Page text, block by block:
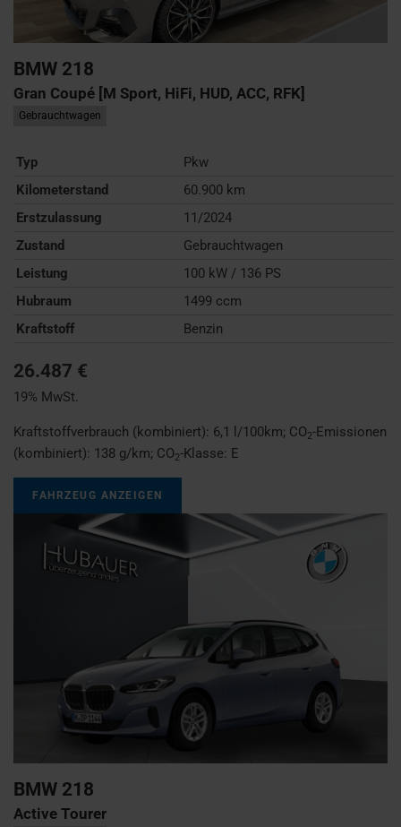
BMW 218
Gran Coupé [M Sport, HiFi, HUD, ACC, RFK]
Gebrauchtwagen
Typ
Pkw
Kilometerstand
60.900 km
Erstzulassung
11/2024
Zustand
Gebrauchtwagen
Leistung
100 kW / 136 PS
Hubraum
1499 ccm
Kraftstoff
Benzin
26.487 €
19% MwSt.
Kraftstoffverbrauch (kombiniert): 6,1 l/100km; CO2-Emissionen
(kombiniert): 138 g/km; CO2-Klasse: E
FAHRZEUG ANZEIGEN
BMW 218
Active Tourer